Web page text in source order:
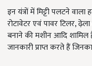
इन यंत्रों में मिट्टी पलटने
रोटावेटर एवं पावर टिलर,
बनाने की मशीन आदि शामिल
जानकारी प्राप्त करते हैं